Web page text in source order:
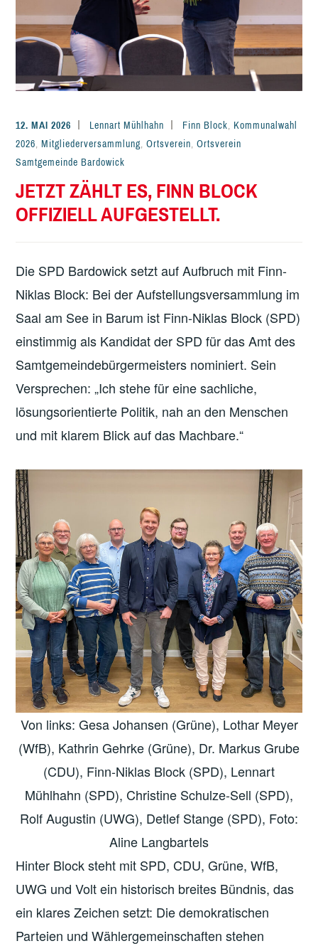
12. MAI 2026 Lennart Mühlhahn Finn Block, Kommunalwahl
2026,Mitgliederversammlung,Ortsverein,Ortsverein
Samtgemeinde Bardowick
JETZT ZÄHLT ES, FINN BLOCK
OFFIZIELL AUFGESTELLT.
Die SPD Bardowick setzt auf Aufbruch mit Finn-
Niklas Block: Bei der Aufstellungsversammlung im
Saal am See in Barum ist Finn-Niklas Block (SPD)
einstimmig als Kandidat der SPD für das Amt des
Samtgemeindebürgermeisters nominiert. Sein
Versprechen: „Ich stehe für eine sachliche,
lösungsorientierte Politik, nah an den Menschen
und mit klarem Blick auf das Machbare.“
Von links: Gesa Johansen (Grüne), Lothar Meyer
(WfB), Kathrin Gehrke (Grüne), Dr. Markus Grube
(CDU), Finn-Niklas Block (SPD), Lennart
Mühlhahn (SPD), Christine Schulze-Sell (SPD),
Rolf Augustin (UWG), Detlef Stange (SPD), Foto:
Aline Langbartels
Hinter Block steht mit SPD, CDU, Grüne, WfB,
UWG und Volt ein historisch breites Bündnis, das
ein klares Zeichen setzt: Die demokratischen
Parteien und Wählergemeinschaften stehen